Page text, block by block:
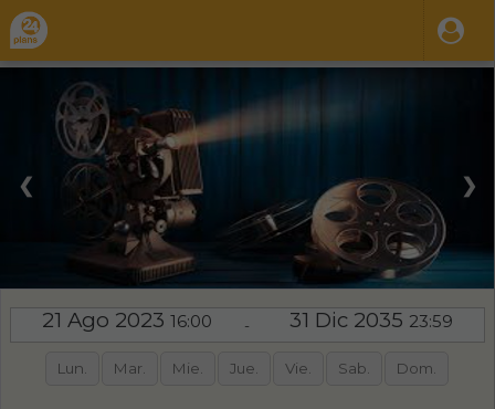
❮ ❯
21 Ago 202316:00 - 31 Dic 2035 23:59
Lun. Mar. Mie. Jue. Vie. Sab. Dom.